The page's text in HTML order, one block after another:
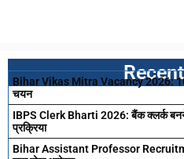
Bihar Vikas Mitra Vacancy 2026: 10वीं
चयन
IBPS Clerk Bharti 2026: बैंक क्लर्क बनने
प्रक्रिया
Bihar Assistant Professor